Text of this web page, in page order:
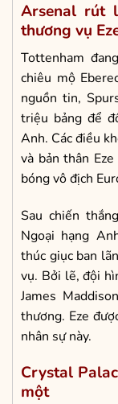
Arsenal rút
thương vụ
Tottenham
chiêu mộ
nguồn tin,
triệu bảng để
Anh. Các điều
và bản thân
bóng vô địch
Sau chiến
Ngoại hạng
thúc giục ban
vụ. Bởi lẽ, đội
James
thương. Eze
nhân sự này.
Crystal
một